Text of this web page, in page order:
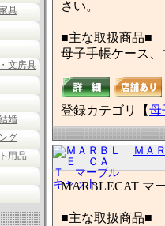
具
文房具
婚
グ
用品
さい。
■主な取扱商品■
母子手帳ケース、
登録カテゴリ【母
ＭＡ
MARBLECAT マ
■主な取扱商品■